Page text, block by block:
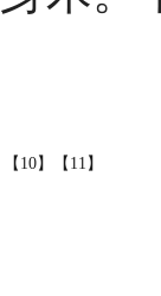
【10】 【11】